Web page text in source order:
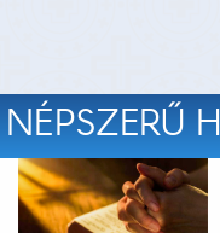
NÉPSZERŰ